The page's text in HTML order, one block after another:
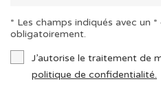
* Les champs indiqués avec un
obligatoirement.
J’autorise le traitement de
politique de confidentialité.